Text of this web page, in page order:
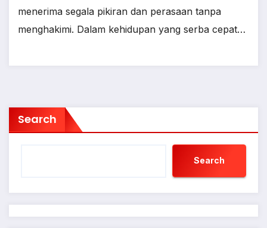
menerima segala pikiran dan perasaan tanpa
menghakimi. Dalam kehidupan yang serba cepat…
Search
Search